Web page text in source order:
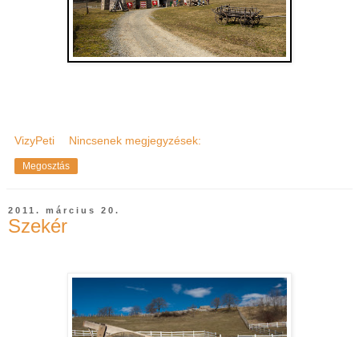
VizyPeti Nincsenek megjegyzések:
Megosztás
2011. március 20.
Szekér